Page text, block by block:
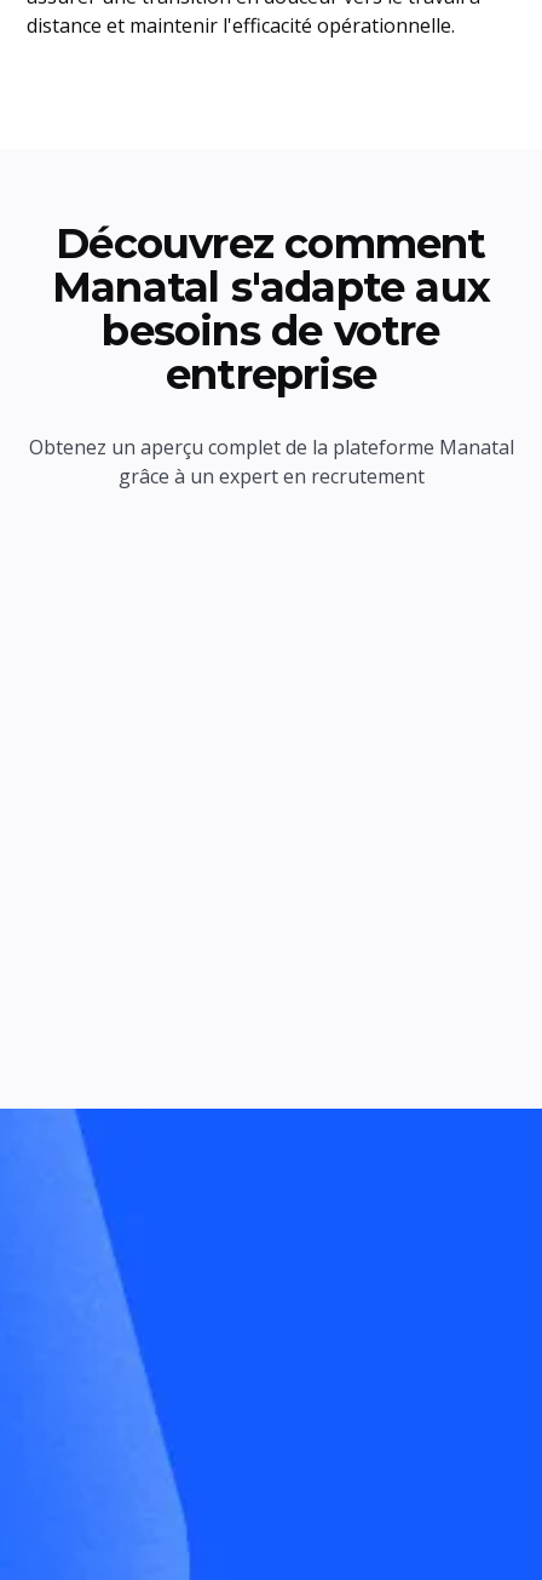
distance et maintenir l'efficacité opérationnelle.
Découvrez comment
Manatal s'adapte aux
besoins de votre
entreprise
Obtenez un aperçu complet de la plateforme Manatal
grâce à un expert en recrutement